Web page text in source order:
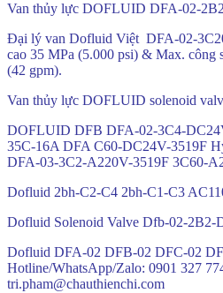
Van thủy lực DOFLUID DFA-02-
Đại lý van Dofluid Việt DFA-02-
cao 35 MPa (5.000 psi) & Max. công
(42 gpm).
Van thủy lực DOFLUID solenoid
DOFLUID DFB DFA-02-3C4-
35C-16A DFA C60-DC24V-3519F
DFA-03-3C2-A220V-3519F 3C60-
Dofluid 2bh-C2-C4 2bh-C1-C3
Dofluid Solenoid Valve Dfb-02-2B2-
Dofluid DFA-02 DFB-02 DFC-02
Hotline/WhatsApp/Zalo: 0901 327
tri.pham@chauthienchi.com